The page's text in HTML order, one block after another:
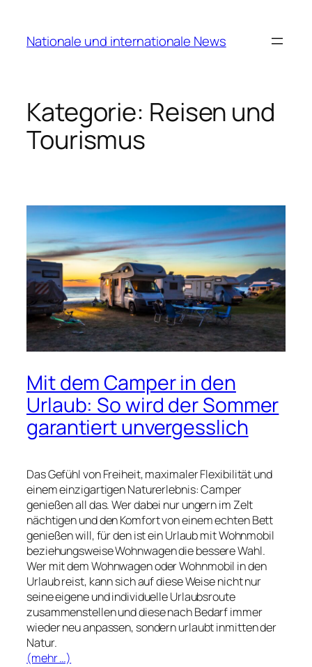
springen
Nationale und internationale News
Kategorie: Reisen und
Tourismus
Mit dem Camper in den
Urlaub: So wird der Sommer
garantiert unvergesslich
Das Gefühl von Freiheit, maximaler Flexibilität und
einem einzigartigen Naturerlebnis: Camper
genießen all das. Wer dabei nur ungern im Zelt
nächtigen und den Komfort von einem echten Bett
genießen will, für den ist ein Urlaub mit Wohnmobil
beziehungsweise Wohnwagen die bessere Wahl.
Wer mit dem Wohnwagen oder Wohnmobil in den
Urlaub reist, kann sich auf diese Weise nicht nur
seine eigene und individuelle Urlaubsroute
zusammenstellen und diese nach Bedarf immer
wieder neu anpassen, sondern urlaubt inmitten der
Natur.
(mehr …)